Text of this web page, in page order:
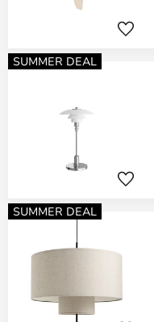
SUMMER DEAL
SUMMER DEAL